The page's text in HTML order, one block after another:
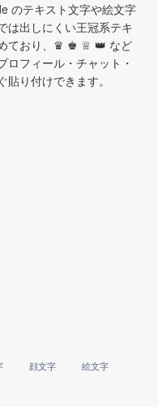
のテキスト文字や絵文字
は出しにくい王冠系テキ
ており、♛ ♚ ♕ 👑 など
ロフィール・チャット・
り付けできます。
顔文字 絵文字